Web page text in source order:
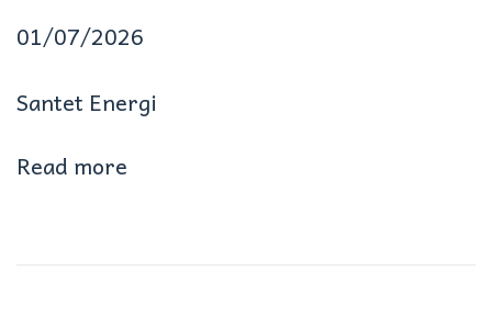
a
e
l
01/07/2026
Santet Energi
Read more